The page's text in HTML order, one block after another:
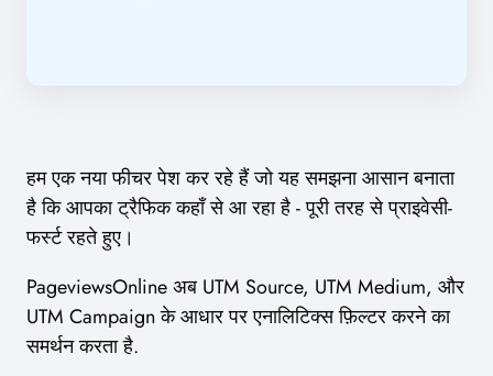
हम एक नया फीचर पेश कर रहे हैं जो यह समझना आसान बनाता
है कि आपका ट्रैफिक कहाँ से आ रहा है - पूरी तरह से प्राइवेसी-
फर्स्ट रहते हुए।
PageviewsOnline अब UTM Source, UTM Medium, और
UTM Campaign के आधार पर एनालिटिक्स फ़िल्टर करने का
समर्थन करता है.